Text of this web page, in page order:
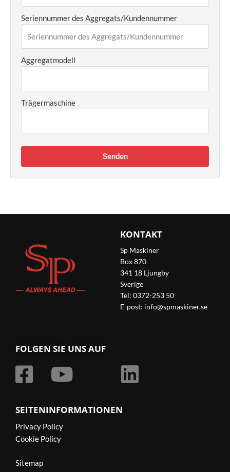
Seriennummer des Aggregats/Kundennummer
Aggregatmodell
Trägermaschine
Senden
KONTAKT
Sp Maskiner
Box 870
341 18 Ljungby
Sverige
Tel: 0372-253 50
E-post: info@spmaskiner.se
FOLGEN SIE UNS AUF
SEITENINFORMATIONEN
Privacy Policy
Cookie Policy
Sitemap